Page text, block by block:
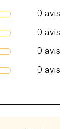
0 avis
0 avis
0 avis
0 avis